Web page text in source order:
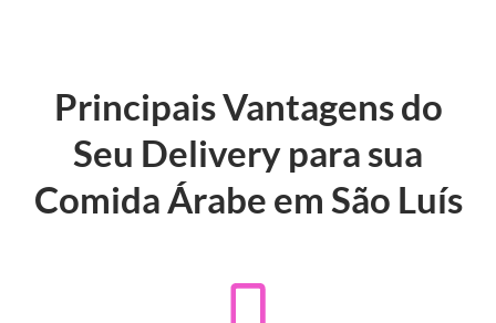
Principais Vantagens do
Seu Delivery para sua
Comida Árabe em São Luís